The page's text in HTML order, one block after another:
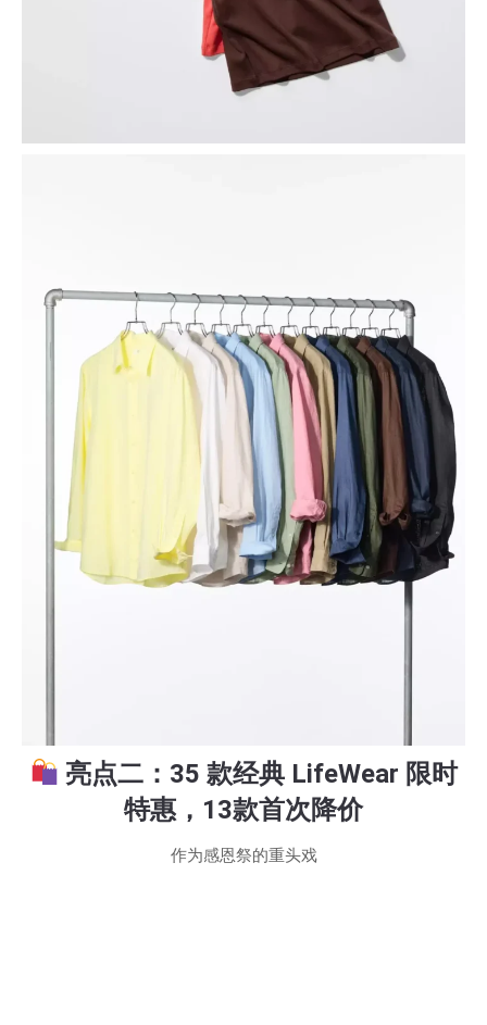
亮点二：35 款经典 LifeWear 限时
特惠，13款首次降价
作为感恩祭的重头戏